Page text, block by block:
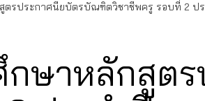
ตรประกาศนียบัตรบัณฑิตวิชาชีพครู รอบที่ 2 ป
กษาหลักสูต